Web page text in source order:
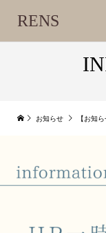
RENS
お知らせ 【お知らせ】